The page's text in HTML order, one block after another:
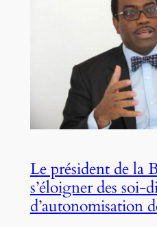
Le président de la
s’éloigner des soi-
d’autonomisation